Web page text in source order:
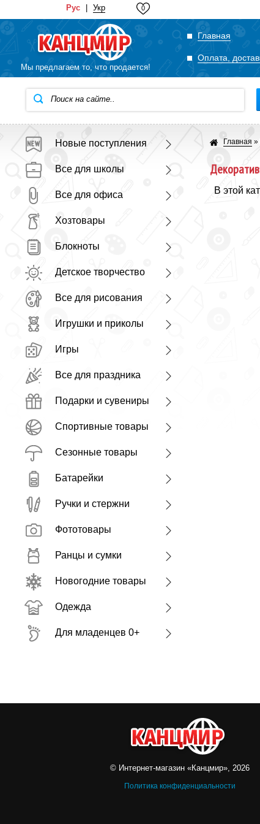
Рус Укр 0
Мы предлагаем то, что продается!
Главная
Оплата,
Новые поступления
Все для школы
Все для офиса
Хозтовары
Блокноты
Детское творчество
Все для рисования
Игрушки и приколы
Игры
Все для праздника
Подарки и сувениры
Спортивные товары
Сезонные товары
Батарейки
Ручки и стержни
Фототовары
Ранцы и сумки
Новогодние товары
Одежда
Для младенцев 0+
Главная »
В этой
© Интернет-магазин «Канцмир», 2026
Политика конфиденциальности